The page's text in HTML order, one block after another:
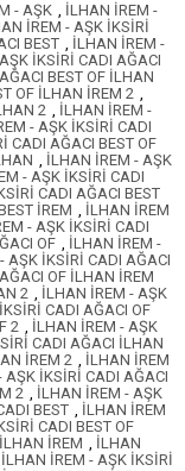
- AŞK , İLHAN İREM -
İREM - AŞK İKSİRİ
BEST , İLHAN İREM -
İKSİRİ CADI AĞACI
BEST OF İLHAN
OF İLHAN İREM 2 ,
2 , İLHAN İREM -
- AŞK İKSİRİ CADI
CADI AĞACI BEST OF
, İLHAN İREM - AŞK
- AŞK İKSİRİ CADI
CADI AĞACI BEST
İREM , İLHAN İREM
- AŞK İKSİRİ CADI
OF , İLHAN İREM -
AŞK İKSİRİ CADI AĞACI
OF İLHAN İREM
2 , İLHAN İREM - AŞK
CADI AĞACI OF
2 , İLHAN İREM - AŞK
CADI AĞACI İLHAN
İREM 2 , İLHAN İREM
AŞK İKSİRİ CADI AĞACI
2 , İLHAN İREM - AŞK
BEST , İLHAN İREM
CADI BEST OF
İREM , İLHAN
İLHAN İREM - AŞK İKSİRİ